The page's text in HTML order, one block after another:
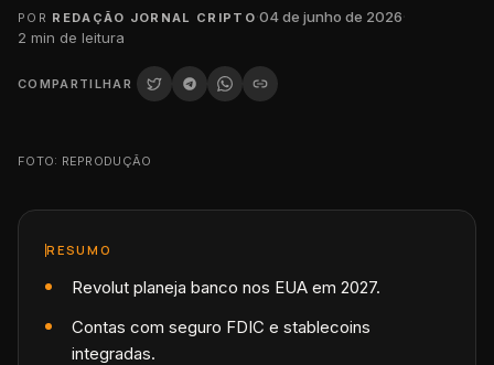
POR REDAÇÃO JORNAL CRIPTO·04 de junho de 2026·
2 min de leitura
COMPARTILHAR
FOTO: REPRODUÇÃO
RESUMO
Revolut planeja banco nos EUA em 2027.
Contas com seguro FDIC e stablecoins
integradas.